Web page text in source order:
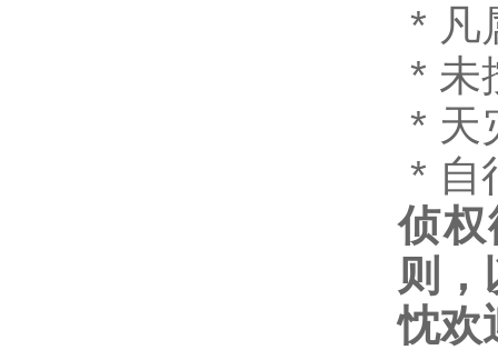
* 凡
* 未
* 天
* 自
侦
则
忱欢